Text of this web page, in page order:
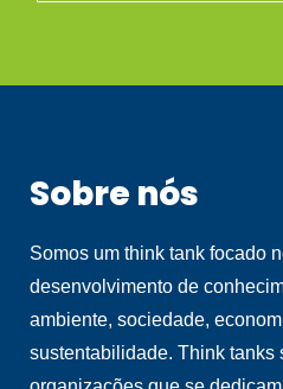
Sobre nós
Somos um think tank focado
desenvolvimento de
ambiente, sociedade,
sustentabilidade. Think tanks